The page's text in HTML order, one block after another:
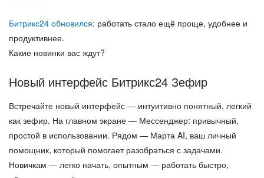
Битрикс24 обновился: работать стало ещё проще, удобнее и
продуктивнее.
Какие новинки вас ждут?
Новый интерфейс Битрикс24 Зефир
Встречайте новый интерфейс — интуитивно понятный, легкий
как зефир. На главном экране — Мессенджер: привычный,
простой в использовании. Рядом — Марта AI, ваш личный
помощник, который помогает разобраться с задачами.
Новичкам — легко начать, опытным — работать быстро,